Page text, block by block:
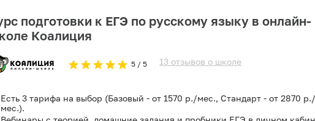
подготовки к ЕГЭ по русскому языку в онлайн-
Коалиция
5 / 5 13 отзывов о школе
Есть 3 тарифа на выбор (Базовый - от 1570 р./мес., Стандарт - от 2870
мес.).